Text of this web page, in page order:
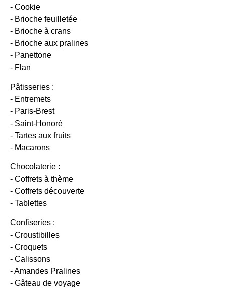
- Cookie
- Brioche feuilletée
- Brioche à crans
- Brioche aux pralines
- Panettone
- Flan
Pâtisseries :
- Entremets
- Paris-Brest
- Saint-Honoré
- Tartes aux fruits
- Macarons
Chocolaterie :
- Coffrets à thème
- Coffrets découverte
- Tablettes
Confiseries :
- Croustibilles
- Croquets
- Calissons
- Amandes Pralines
- Gâteau de voyage